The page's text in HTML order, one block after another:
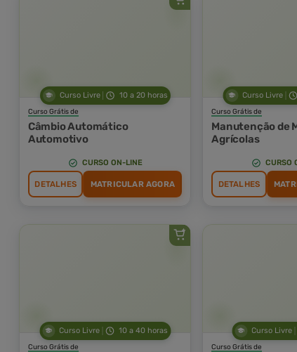
Curso Livre 10 a 20 horas
Curso Grátis de
Câmbio Automático
Automotivo
CURSO ON-LINE
DETALHES MATRICULAR AGORA
Curso Livre
Curso Grátis de
Manutenção de
Agrícolas
CURSO
DETALHES
Curso Livre 10 a 40 horas
Curso Grátis de
Curso Livre
Curso Grátis de